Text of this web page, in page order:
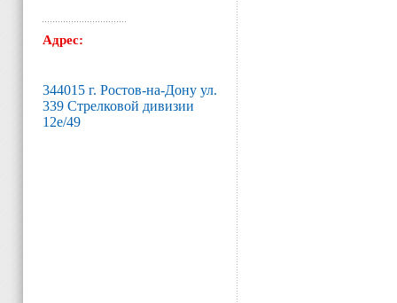
Адрес:
344015 г. Ростов-на-Дону ул.
339 Стрелковой дивизии
12е/49